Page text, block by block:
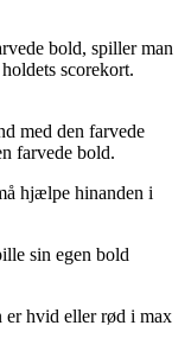
bold, spiller man
scorekort.
med den farvede
farvede bold.
hjælpe hinanden i
sin egen bold
er hvid eller rød i max